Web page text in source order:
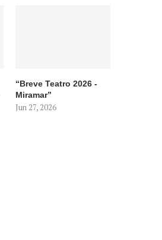
“Breve Teatro 2026 -
Miramar”
Jun 27, 2026